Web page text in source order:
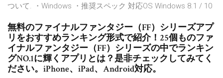
ついて. ・Windows ・推奨スペック 対応OS Windows 8.1 / 10
無料のファイナルファンタジー（FF）シリーズアプ
リをおすすめランキング形式で紹介！25個ものファ
イナルファンタジー（FF）シリーズの中でランキン
グNO.1に輝くアプリとは？是非チェックしてみてく
ださい。iPhone、iPad、Android対応。